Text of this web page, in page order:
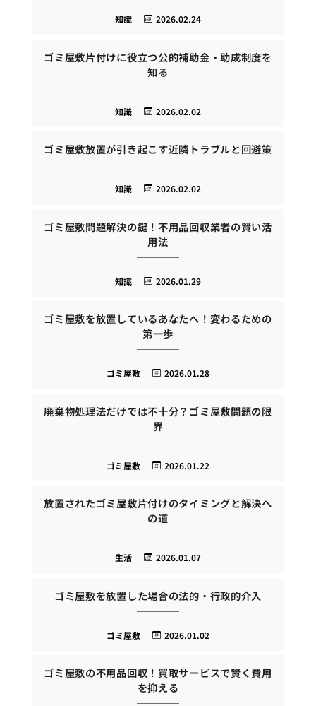
2026.02.24
知識
ゴミ屋敷片付けに役立つ公的補助金・助成制度を
知る
2026.02.02
知識
ゴミ屋敷放置が引き起こす近隣トラブルと回避策
2026.02.02
知識
ゴミ屋敷問題解決の鍵！不用品回収業者の賢い活
用法
2026.01.29
知識
ゴミ屋敷を放置しているあなたへ！変わるための
第一歩
2026.01.28
ゴミ屋敷
廃棄物処理法だけでは不十分？ゴミ屋敷問題の限
界
2026.01.22
ゴミ屋敷
放置されたゴミ屋敷片付けのタイミングと解決へ
の道
2026.01.07
生活
ゴミ屋敷を放置した場合の法的・行政的介入
2026.01.02
ゴミ屋敷
ゴミ屋敷の不用品回収！買取サービスで賢く費用
を抑える